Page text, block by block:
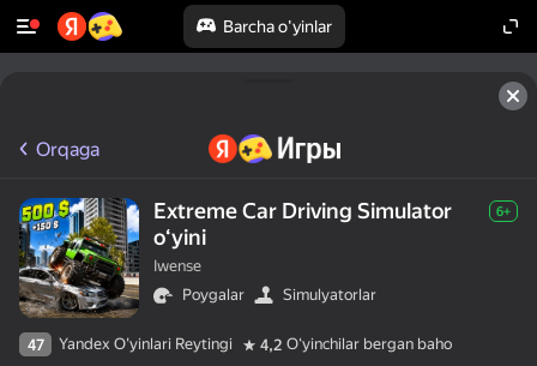
Barcha o'yinlar
Orqaga
Extreme Car Driving Simulator
oʻyini
6+
Iwense
Poygalar
Simulyatorlar
47 Yandex O'yinlari Reytingi 4,2 Oʻyinchilar bergan baho